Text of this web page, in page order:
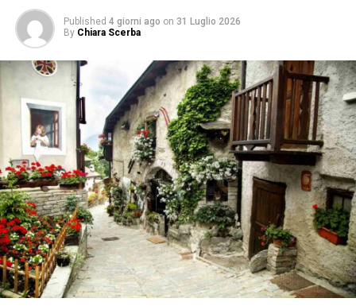
Published 4 giorni ago on 31 Luglio 2026
By Chiara Scerba